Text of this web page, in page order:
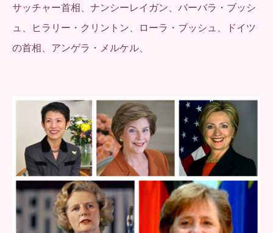
サッチャー首相、ナンシーレイガン、バーバラ・ブッシ
ュ、ヒラリー・クリントン、ローラ・ブッシュ、ドイツ
の首相、アンゲラ・メルケル、